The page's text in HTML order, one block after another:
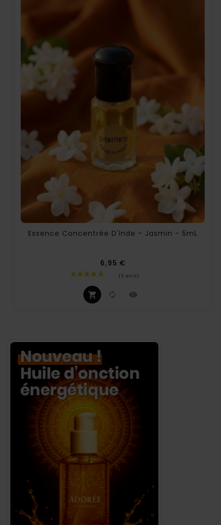
Essence Concentrée D'Inde - Jasmin - 5mL
6,95 €